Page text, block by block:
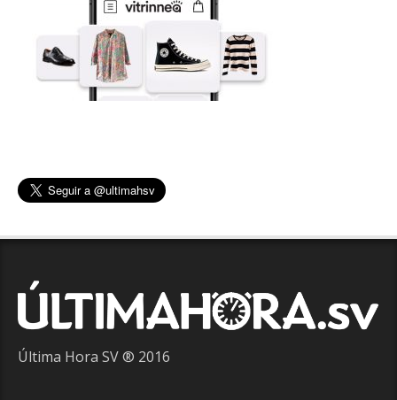
Última Hora SV ® 2016